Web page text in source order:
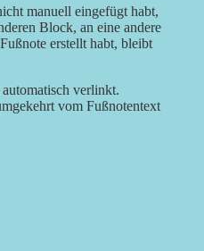
manuell eingefügt habt,
Block, an eine andere
erstellt habt, bleibt
verlinkt.
vom Fußnotentext